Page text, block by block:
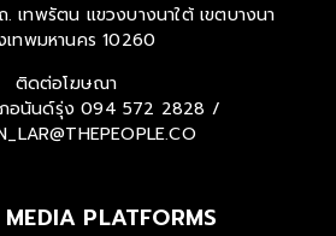
เทพรัตน แขวงบางนาใต้ เขตบางนา
เทพมหานคร 10260
ติดต่อโฆษณา
อนันด์รุ่ง 094 572 2828 /
PLATFORMS